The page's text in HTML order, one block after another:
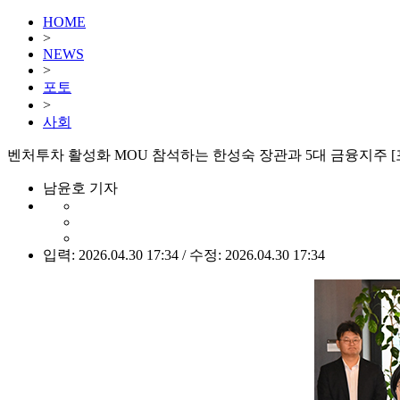
HOME
>
NEWS
>
포토
>
사회
벤처투차 활성화 MOU 참석하는 한성숙 장관과 5대 금융지주 [
남윤호 기자
입력: 2026.04.30 17:34 / 수정: 2026.04.30 17:34